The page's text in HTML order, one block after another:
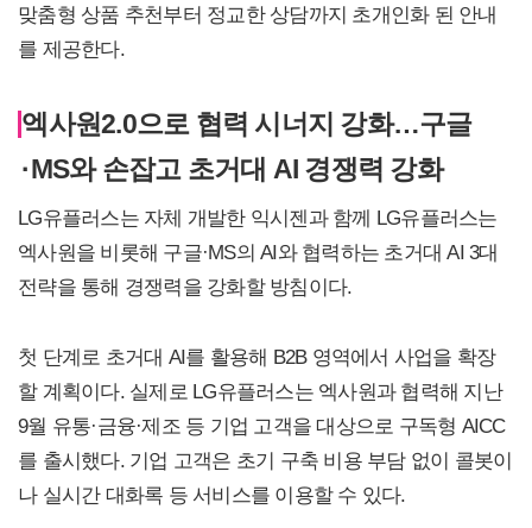
맞춤형 상품 추천부터 정교한 상담까지 초개인화 된 안내
를 제공한다.
엑사원2.0으로 협력 시너지 강화…구글
·MS와 손잡고 초거대 AI 경쟁력 강화
LG유플러스는 자체 개발한 익시젠과 함께 LG유플러스는
엑사원을 비롯해 구글·MS의 AI와 협력하는 초거대 AI 3대
전략을 통해 경쟁력을 강화할 방침이다.
첫 단계로 초거대 AI를 활용해 B2B 영역에서 사업을 확장
할 계획이다. 실제로 LG유플러스는 엑사원과 협력해 지난
9월 유통·금융·제조 등 기업 고객을 대상으로 구독형 AICC
를 출시했다. 기업 고객은 초기 구축 비용 부담 없이 콜봇이
나 실시간 대화록 등 서비스를 이용할 수 있다.